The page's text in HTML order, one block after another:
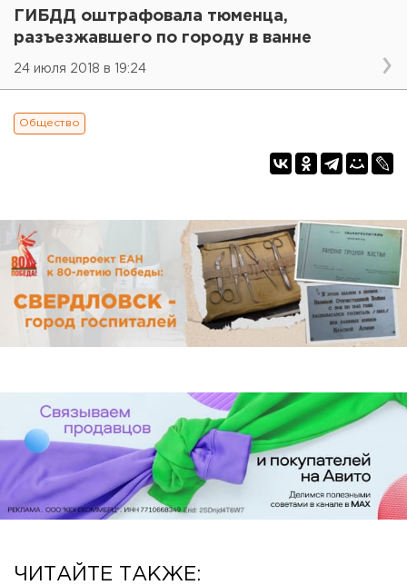
ГИБДД оштрафовала тюменца,
разъезжавшего по городу в ванне
24 июля 2018 в 19:24
Общество
ЧИТАЙТЕ ТАКЖЕ: